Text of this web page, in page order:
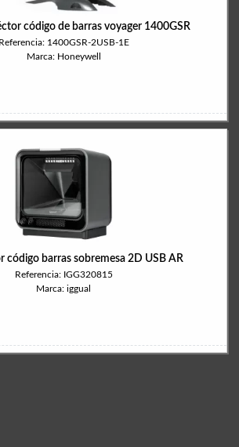
código de barras voyager 1400GSR
Referencia: 1400GSR-2USB-1E
Marca: Honeywell
código barras sobremesa 2D USB AR
Referencia: IGG320815
Marca: iggual